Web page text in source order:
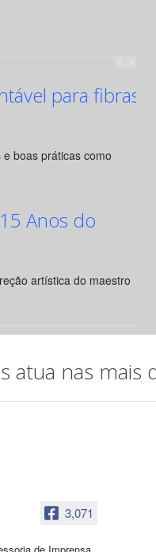
para fibras
boas práticas como
Anos do
artística do maestro
nas mais
3,071